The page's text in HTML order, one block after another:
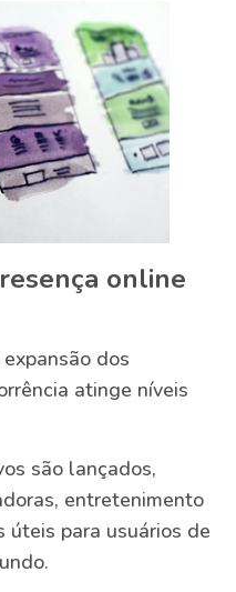
online
dos
atinge níveis
são lançados,
entretenimento
úteis para usuários de